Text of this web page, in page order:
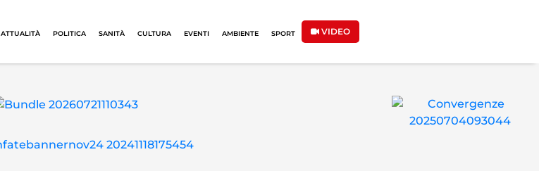
ATTUALITÀ POLITICA SANITÀ CULTURA EVENTI AMBIENTE SPORT VIDEO